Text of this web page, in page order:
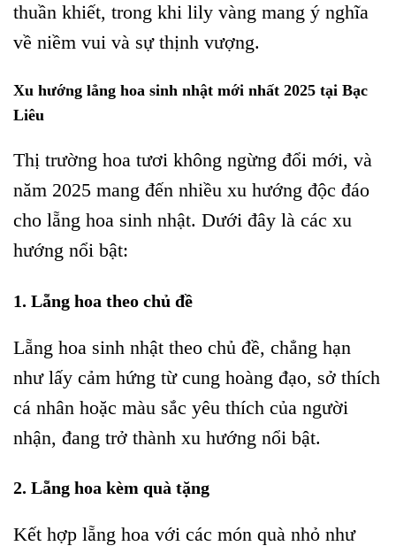
thuần khiết, trong khi lily vàng mang ý nghĩa
về niềm vui và sự thịnh vượng.
Xu hướng lẳng hoa sinh nhật mới nhất 2025 tại Bạc
Liêu
Thị trường hoa tươi không ngừng đổi mới, và
năm 2025 mang đến nhiều xu hướng độc đáo
cho lẵng hoa sinh nhật. Dưới đây là các xu
hướng nổi bật:
1. Lẵng hoa theo chủ đề
Lẵng hoa sinh nhật theo chủ đề, chẳng hạn
như lấy cảm hứng từ cung hoàng đạo, sở thích
cá nhân hoặc màu sắc yêu thích của người
nhận, đang trở thành xu hướng nổi bật.
2. Lẵng hoa kèm quà tặng
Kết hợp lẵng hoa với các món quà nhỏ như